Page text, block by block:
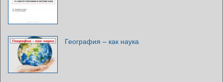
География – как наука